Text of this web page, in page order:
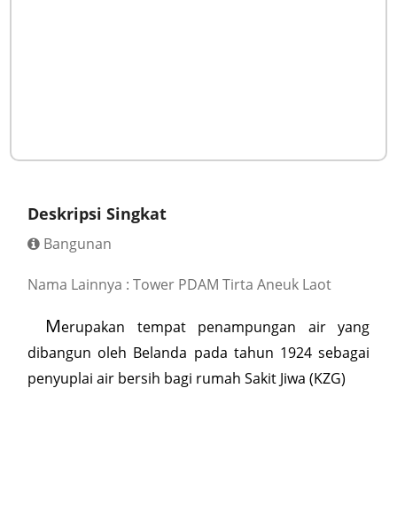
Deskripsi Singkat
Bangunan
Nama Lainnya : Tower PDAM Tirta Aneuk Laot
Merupakan tempat penampungan air yang
dibangun oleh Belanda pada tahun 1924 sebagai
penyuplai air bersih bagi rumah Sakit Jiwa (KZG)